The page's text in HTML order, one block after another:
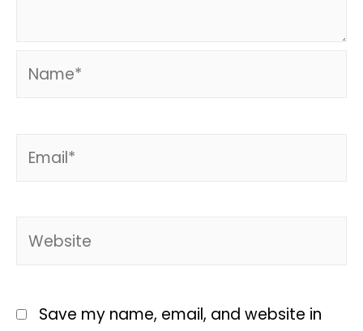
Save my name, email, and website in